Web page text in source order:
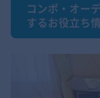
コンポ・オー
するお役立ち